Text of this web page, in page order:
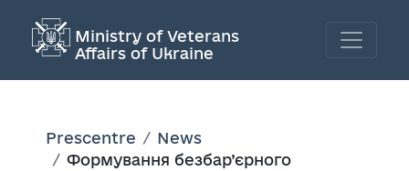
Ministry of Veterans
Affairs of Ukraine
Prescentre
News
Формування безбар’єрного